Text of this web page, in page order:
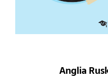
Anglia